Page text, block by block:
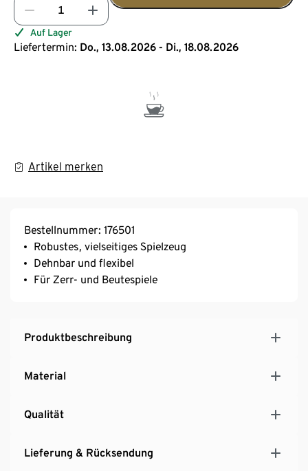
Auf Lager
Liefertermin: Do., 13.08.2026 - Di., 18.08.2026
Artikel merken
Bestellnummer: 176501
Robustes, vielseitiges Spielzeug
Dehnbar und flexibel
Für Zerr- und Beutespiele
Produktbeschreibung
Material
Qualität
Lieferung & Rücksendung